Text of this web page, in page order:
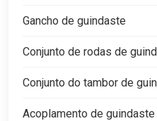
Gancho de guindaste
Conjunto de rodas de
Conjunto do tambor de
Acoplamento de guindaste